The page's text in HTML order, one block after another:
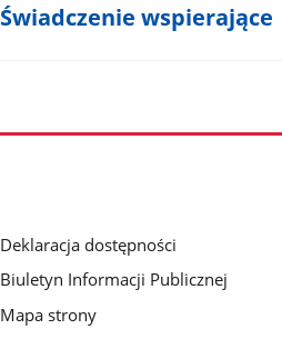
Świadczenie wspierające
Deklaracja dostępności
Biuletyn Informacji Publicznej
Mapa strony